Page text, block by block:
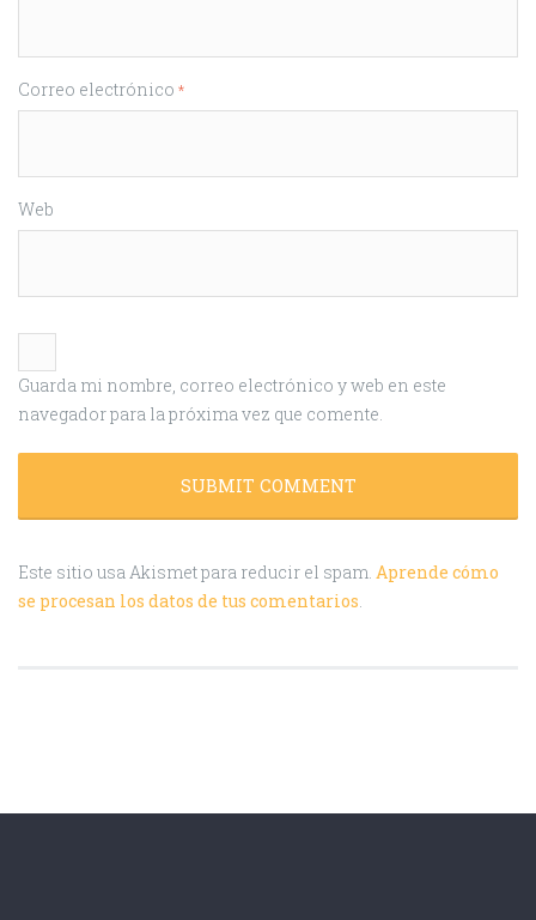
Correo electrónico *
Web
Guarda mi nombre, correo electrónico y web en este
navegador para la próxima vez que comente.
Este sitio usa Akismet para reducir el spam. Aprende cómo
se procesan los datos de tus comentarios.